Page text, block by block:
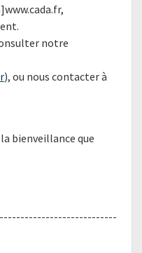
notre
), ou nous contacter à
bienveillance que